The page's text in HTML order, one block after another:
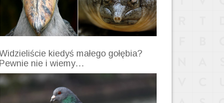
kiedyś małego gołębia?
Pewnie nie i wiemy…